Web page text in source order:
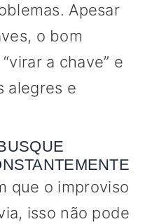
Apesar
o bom
a chave” e
alegres e
que o improviso
isso não pode